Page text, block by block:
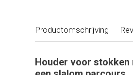
Productomschrijving
Houder voor stokken